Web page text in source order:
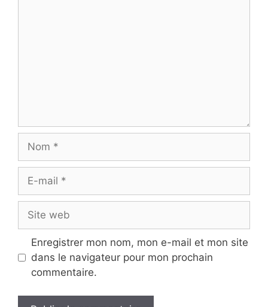
Nom
Site
web
Enregistrer mon nom, mon e-mail et mon site
dans le navigateur pour mon prochain
commentaire.